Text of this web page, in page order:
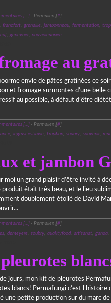
[…]- Permalien [#]
francfort, grenaille, jambonneau, fermentation,
, genevrier, nouvelleannee
au
envie de pâtes gratinées ce
et fromage surmontes d’une belle
au possible, à défaut d’être
[…]- Permalien [#]
, legrascestlavie, tropbon, soubry, souvenir,
et jambon
moi un grand plaisir d’être invité à
était très beau, et le lieu
doublement étoilé de David
[…]- Permalien [#]
, demeyere, soubry, qualityfood, artisanat, ganda,
jours, mon kit de pleurotes
blancs! Permafungi c’est l’histoire
une petite production sur du marc